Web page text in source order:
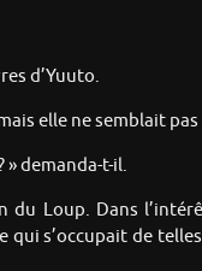
d’Yuuto.
elle ne semblait
» demanda-t-il.
Loup. Dans
s’occupait de